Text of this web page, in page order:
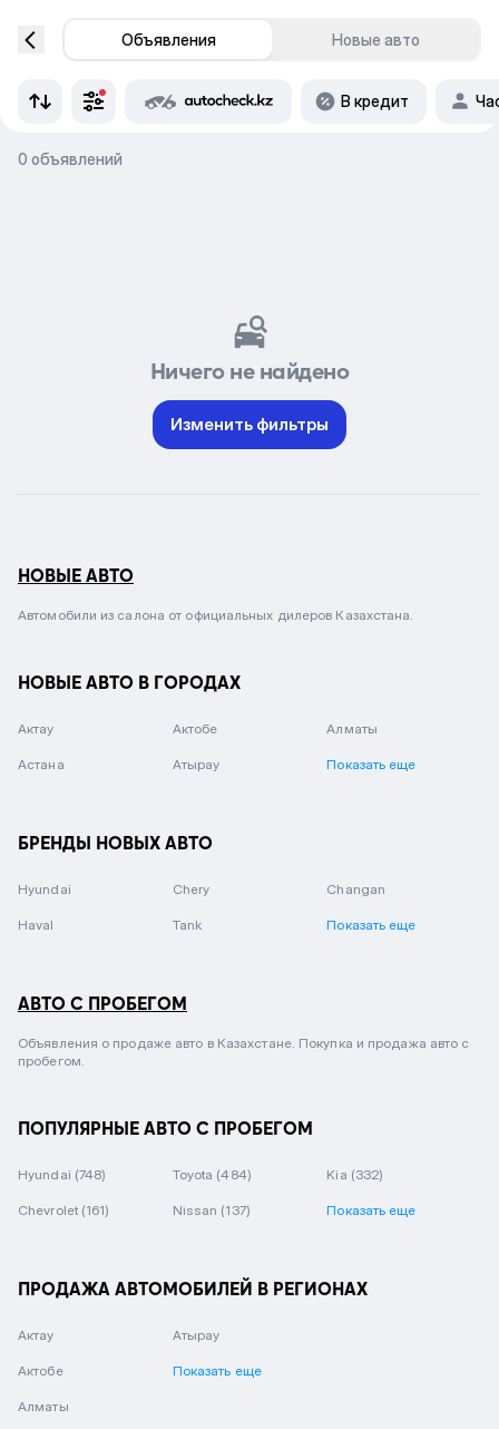
Объявления Новые авто
В кредит
0 объявлений
Ничего не найдено
Изменить фильтры
НОВЫЕ АВТО
Автомобили из салона от официальных дилеров Казахстана.
НОВЫЕ АВТО В ГОРОДАХ
Актау Актобе Алматы
Астана Атырау Показать еще
БРЕНДЫ НОВЫХ АВТО
Hyundai Chery Changan
Haval Tank Показать еще
АВТО С ПРОБЕГОМ
Объявления о продаже авто в Казахстане. Покупка и продажа авто с
пробегом.
ПОПУЛЯРНЫЕ АВТО С ПРОБЕГОМ
Hyundai (748) Toyota (484) Kia (332)
Chevrolet (161) Nissan (137) Показать еще
ПРОДАЖА АВТОМОБИЛЕЙ В РЕГИОНАХ
Актау
Актобе
Алматы
Атырау
Показать еще